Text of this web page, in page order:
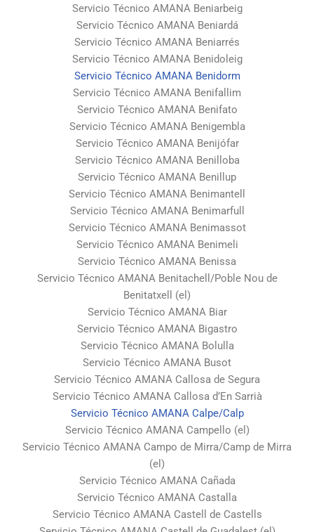
Servicio Técnico AMANA Beniarbeig
Servicio Técnico AMANA Beniardá
Servicio Técnico AMANA Beniarrés
Servicio Técnico AMANA Benidoleig
Servicio Técnico AMANA Benidorm
Servicio Técnico AMANA Benifallim
Servicio Técnico AMANA Benifato
Servicio Técnico AMANA Benigembla
Servicio Técnico AMANA Benijófar
Servicio Técnico AMANA Benilloba
Servicio Técnico AMANA Benillup
Servicio Técnico AMANA Benimantell
Servicio Técnico AMANA Benimarfull
Servicio Técnico AMANA Benimassot
Servicio Técnico AMANA Benimeli
Servicio Técnico AMANA Benissa
Servicio Técnico AMANA Benitachell/Poble Nou de
Benitatxell (el)
Servicio Técnico AMANA Biar
Servicio Técnico AMANA Bigastro
Servicio Técnico AMANA Bolulla
Servicio Técnico AMANA Busot
Servicio Técnico AMANA Callosa de Segura
Servicio Técnico AMANA Callosa d’En Sarrià
Servicio Técnico AMANA Calpe/Calp
Servicio Técnico AMANA Campello (el)
Servicio Técnico AMANA Campo de Mirra/Camp de Mirra
(el)
Servicio Técnico AMANA Cañada
Servicio Técnico AMANA Castalla
Servicio Técnico AMANA Castell de Castells